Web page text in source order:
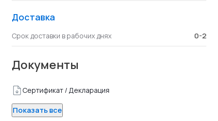
Доставка
Срок доставки в рабочих днях 0-2
Документы
Сертификат / Декларация
Показать все